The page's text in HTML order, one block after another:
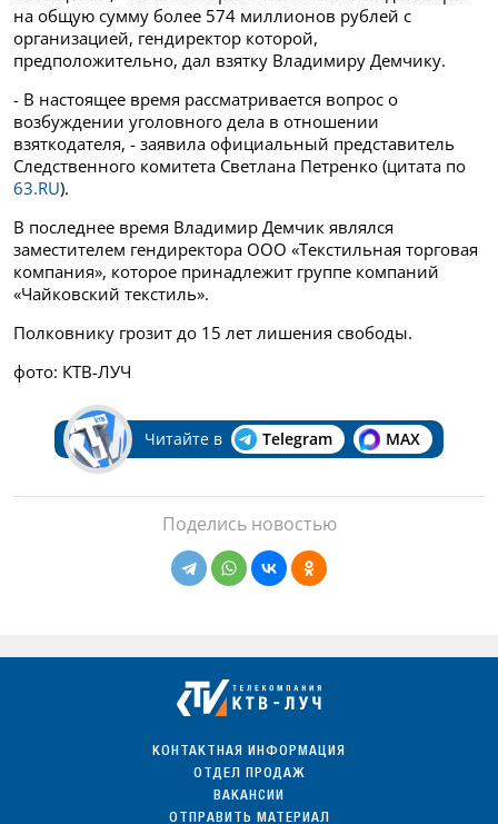
на общую сумму более 574 миллионов рублей с
организацией, гендиректор которой,
предположительно, дал взятку Владимиру Демчику.
- В настоящее время рассматривается вопрос о
возбуждении уголовного дела в отношении
взяткодателя, - заявила официальный представитель
Следственного комитета Светлана Петренко (цитата по
63.RU).
В последнее время Владимир Демчик являлся
заместителем гендиректора ООО «Текстильная торговая
компания», которое принадлежит группе компаний
«Чайковский текстиль».
Полковнику грозит до 15 лет лишения свободы.
фото: КТВ-ЛУЧ
Читайте в Telegram MAX
Поделись новостью
КОНТАКТНАЯ ИНФОРМАЦИЯ
ОТДЕЛ ПРОДАЖ
ВАКАНСИИ
ОТПРАВИТЬ МАТЕРИАЛ